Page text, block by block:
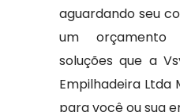
aguardando seu
um
soluções que a
Empilhadeira
para você ou sua